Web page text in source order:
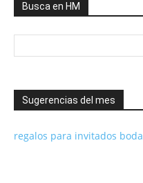
Busca en HM
Sugerencias del mes
regalos para invitados boda